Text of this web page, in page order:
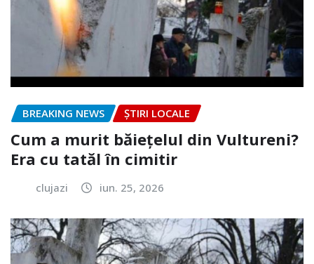
BREAKING NEWS ȘTIRI LOCALE
Cum a murit băiețelul din Vultureni?
Era cu tatăl în cimitir
clujazi iun. 25, 2026